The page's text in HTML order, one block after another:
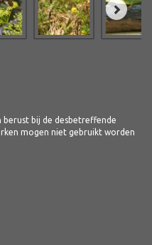
bij de desbetreffende
mogen niet gebruikt worden